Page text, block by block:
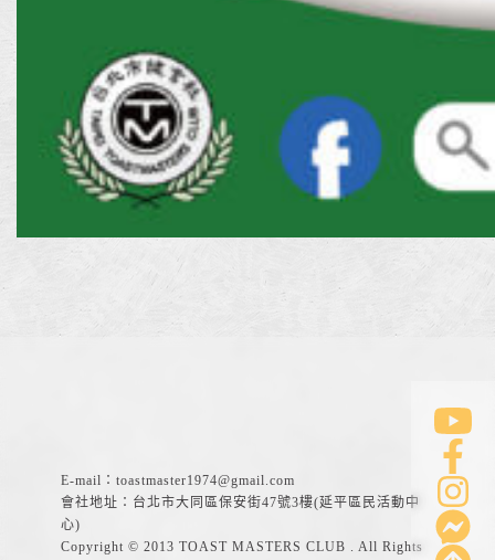
E-mail： toastmaster1974@gmail.com
會社地址：台北市大同區保安街47號3樓(延平區民活動中
心)
Copyright © 2013 TOAST MASTERS CLUB . All Rights